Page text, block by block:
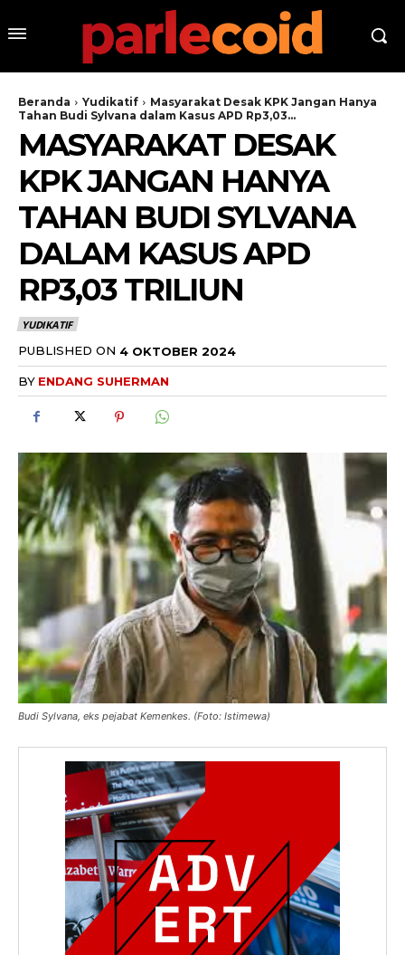
Beranda Yudikatif
Masyarakat Desak KPK Jangan Hanya
Tahan Budi Sylvana dalam Kasus APD Rp3,03...
MASYARAKAT DESAK
KPK JANGAN HANYA
TAHAN BUDI SYLVANA
DALAM KASUS APD
RP3,03 TRILIUN
YUDIKATIF
PUBLISHED ON 4 OKTOBER 2024
BY ENDANG SUHERMAN
Budi Sylvana, eks pejabat Kemenkes. (Foto: Istimewa)